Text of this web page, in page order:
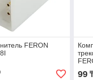
FERON
99